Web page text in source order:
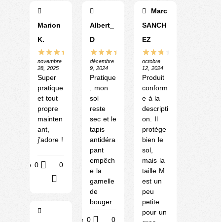
Marion
K.
novembre
28, 2025
Super
pratique
et tout
propre
mainten
ant,
j’adore !
Utile 0 0
Albert_
D
décembre
9, 2024
Pratique
, mon
sol
reste
sec et le
tapis
antidéra
pant
empêch
e la
gamelle
de
bouger.
Utile 0 0
Marc
SANCH
EZ
octobre
12, 2024
Produit
conform
e à la
descripti
on. Il
protège
bien le
sol,
mais la
taille M
est un
peu
petite
pour un